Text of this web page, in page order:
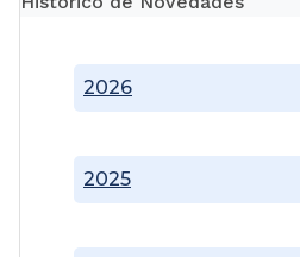
2025
2026